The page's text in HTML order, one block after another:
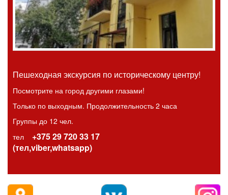
Пешеходная экскурсия по историческому центру!
Посмотрите на город другими глазами!
Только по выходным. Продолжительность 2 часа
Группы до 12 чел.
тел +375 29 720 33 17
(тел,viber,whatsapp)